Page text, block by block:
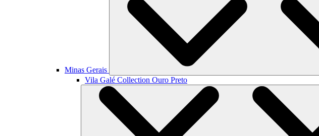
Minas Gerais
Vila Galé Collection Ouro Preto